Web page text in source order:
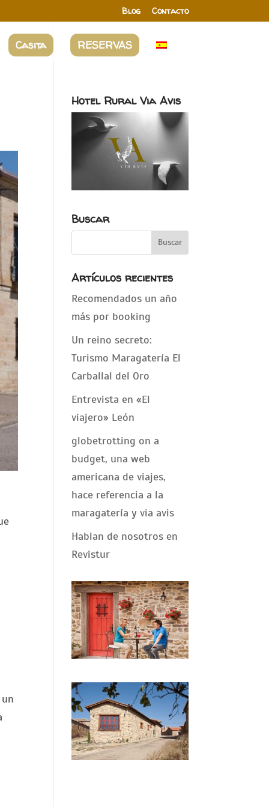
Blog Contacto
Casita RESERVAS
Hotel Rural Via Avis
Buscar
Artículos recientes
Recomendados un año
más por booking
Un reino secreto:
Turismo Maragatería El
Carballal del Oro
Entrevista en «El
viajero» León
globetrotting on a
budget, una web
americana de viajes,
hace referencia a la
maragatería y via avis
Hablan de nosotros en
Revistur